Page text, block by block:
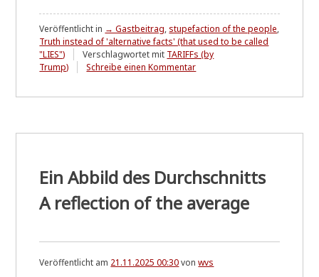
Veröffentlicht in → Gastbeitrag, stupefaction of the people,
Truth instead of 'alternative facts' (that used to be called
"LIES")
Verschlagwortet mit TARIFFs (by
Trump)
Schreibe einen Kommentarzu
tariffs
A
decrease
small
Ein Abbild des Durchschnitts
A reflection of the average
Veröffentlicht am 21.11.2025 00:30vonwvs